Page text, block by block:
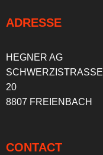
ADRESSE
HEGNER AG
SCHWERZISTRASSE
20
8807 FREIENBACH
CONTACT